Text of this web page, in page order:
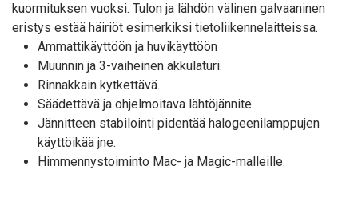
kuormituksen vuoksi. Tulon ja lähdön välinen galvaaninen
eristys estää häiriöt esimerkiksi tietoliikennelaitteissa.
Ammattikäyttöön ja huvikäyttöön
Muunnin ja 3-vaiheinen akkulaturi.
Rinnakkain kytkettävä.
Säädettävä ja ohjelmoitava lähtöjännite.
Jännitteen stabilointi pidentää halogeenilamppujen
käyttöikää jne.
Himmennystoiminto Mac- ja Magic-malleille.